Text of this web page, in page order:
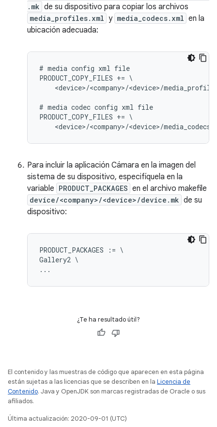
.mk de su dispositivo para copiar los archivos
media_profiles.xml y media_codecs.xml en la
ubicación adecuada:
# media config xml file
PRODUCT_COPY_FILES += \
<device>/<company>/<device>/
# media codec config xml file
PRODUCT_COPY_FILES += \
Para incluir la aplicación Cámara en la imagen del
sistema de su dispositivo, especifíquela en la
variable PRODUCT_PACKAGES en el archivo makefile
device/<company>/<device>/device.mk de su
dispositivo:
PRODUCT_PACKAGES := \
Gallery2 \
¿Te ha resultado útil?
El contenido y las muestras de código que aparecen en esta página
están sujetas a las licencias que se describen en la Licencia de
Contenido. Java y OpenJDK son marcas registradas de Oracle o sus
afiliados.
Última actualización: 2020-09-01 (UTC)